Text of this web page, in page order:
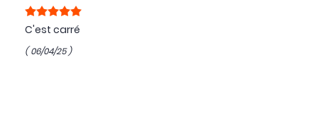
C'est carré
( 06/04/25 )